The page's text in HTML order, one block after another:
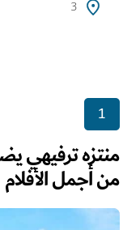
منتزه ترفيهي
من أجمل الأفلام